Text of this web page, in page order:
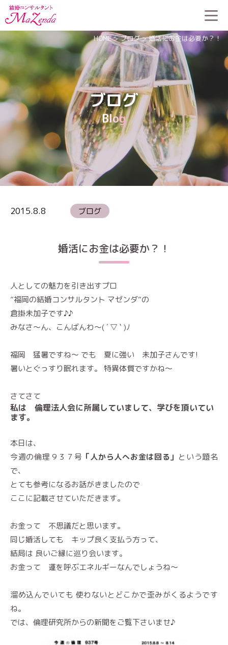
ブログ
Blog
HOME>ブログ>婚活にお金は必要か？！
2015.8.8 ブログ
婚活にお金は必要か？！
人としての魅力を引き出すプロ
”福岡の結婚コンサルタント マゼンダ”の
倉掛未加子です♪♪
みなさ～ん、こんばんわ～( ´ ▽ ` )ﾉ
福岡 猛暑ですね〜 でも 夏に強い 未加子さんです!
暑いとぐっすり眠れます。 特異体質ですかね〜
さてさて
私は 倫理法人会に所属していまして、学びを頂いてい
ます。
本日は、
今週の倫理９３７号 「人から人へお金は回る」 という題名
で、
とても参考になるお話がきましたので
ここに記載させていただきます。
お金って 不思議だと思います。
同じ婚活しても キップ良く支払う方って、
結局は 良いご縁に巡り会います。
お金って 運を呼ぶエネルギーなんでしょうね〜
溜め込んでいても 使わないとどこかで歪みがくるようです
ね。
では、倫理研究所からの新聞をご覧下さいませ♪